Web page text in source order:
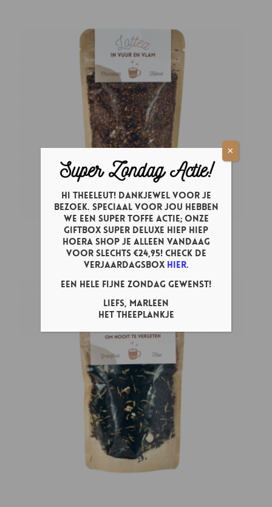
In Vuur en Vlam thee
€2,95 - €5,95Prijsklasse:
€ 2,95
tot
Super Zondag Actie!
Hi theeleut! Dankjewel voor je
bezoek. Speciaal voor jou hebben
we een super toffe actie; onze
Giftbox Super Deluxe Hiep Hiep
Hoera shop je ALLEEN vandaag
voor slechts €24,95! Check de
verjaardagsbox hier.
Een hele fijne zondag gewenst!
Liefs, Marleen
Het Theeplankje
×